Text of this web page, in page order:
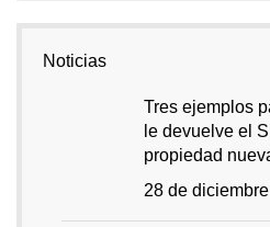
Noticias
Tres ejemplos
le devuelve el
propiedad
28 de